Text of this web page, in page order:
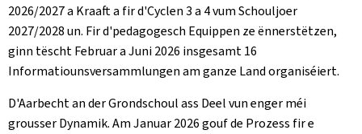
2026/2027 a Kraaft a fir d'Cyclen 3 a 4 vum Schouljoer
2027/2028 un. Fir d'pedagogesch Equippen ze ënnerstëtzen,
ginn tëscht Februar a Juni 2026 insgesamt 16
Informatiounsversammlungen am ganze Land organiséiert.
D'Aarbecht an der Grondschoul ass Deel vun enger méi
grousser Dynamik. Am Januar 2026 gouf de Prozess fir e